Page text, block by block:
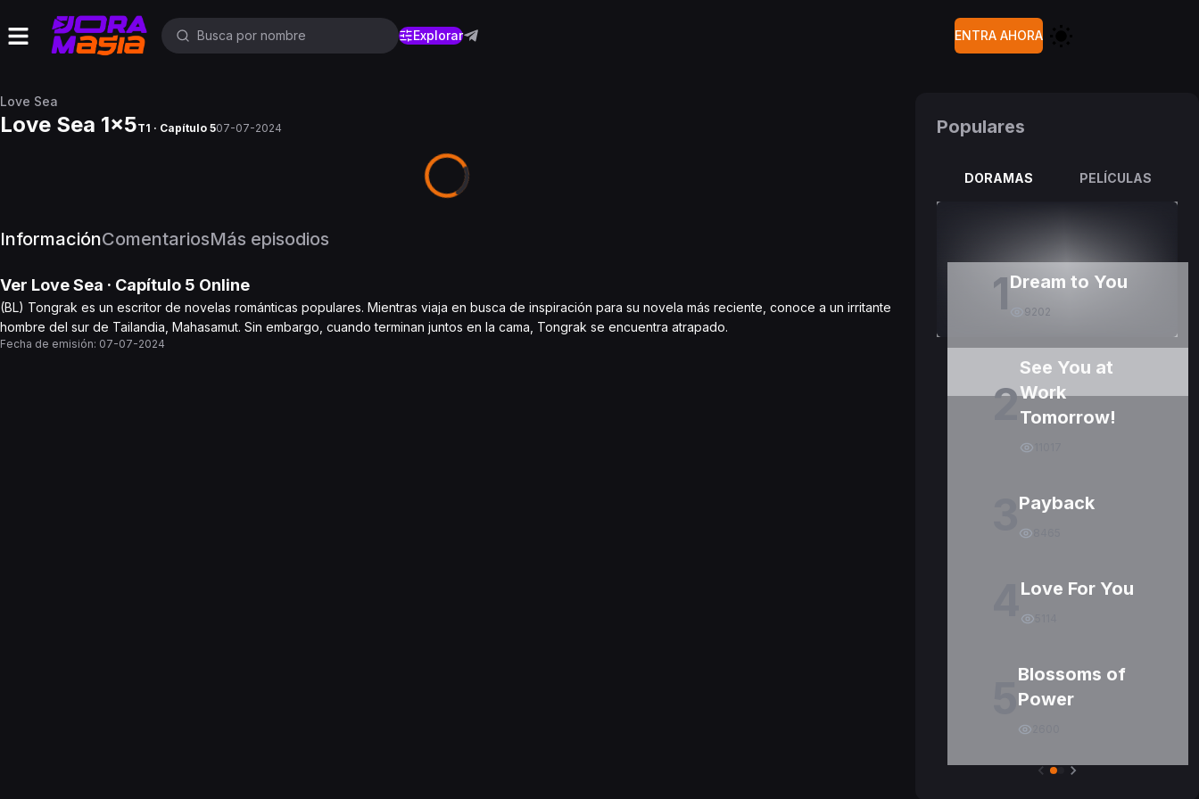
Explorar ENTRA AHORA
Love Sea
Love Sea 1x5T1 · Capítulo 507-07-2024
InformaciónComentariosMás episodios
Ver Love Sea · Capítulo 5 Online
(BL) Tongrak es un escritor de novelas románticas populares. Mientras viaja en busca de inspiración para su novela más reciente, conoce a un irritante
hombre del sur de Tailandia, Mahasamut. Sin embargo, cuando terminan juntos en la cama, Tongrak se encuentra atrapado.
Fecha de emisión: 07-07-2024
Populares
DORAMAS PELÍCULAS
1Dream to You
9202
2
See You at
Work
Tomorrow!
Payback
Love For You
Blossoms of
Power